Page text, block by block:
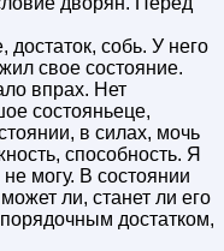
достаток, собь. У него
свое состояние.
впрах. Нет
состояньеце,
в силах, мочь
способность. Я
могу. В состоянии
ли, станет ли его
достатком,